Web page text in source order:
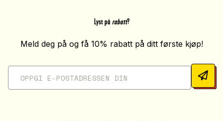
Lyst på rabatt?
Meld deg på og få 10% rabatt på ditt første kjøp!